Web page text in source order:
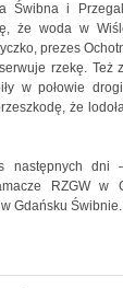
Świbna i
że woda w
prezes
rzekę. Też
w połowie
że
następnych dni
RZGW
Gdańsku Świbnie.